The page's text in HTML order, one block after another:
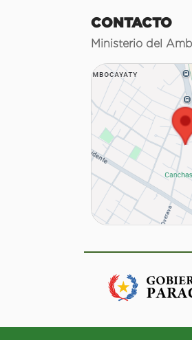
CONTACTO
Ministerio del